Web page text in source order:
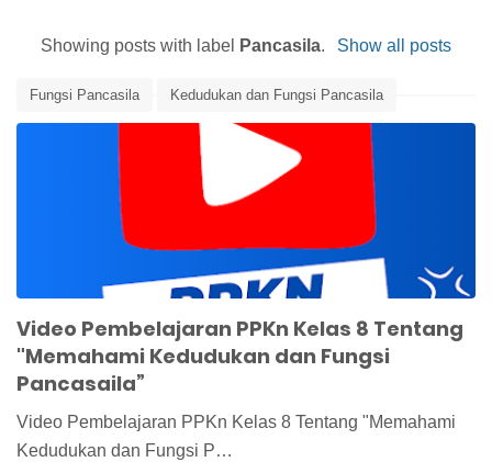
Showing posts with label Pancasila. Show all posts
Fungsi Pancasila Kedudukan dan Fungsi Pancasila
Pancasila Dasar Negara Video Pembelajaran
Video Pembelajaran PPKn
Video Pembelajaran PPKn Kelas 8 Tentang
"Memahami Kedudukan dan Fungsi
Pancasaila”
Video Pembelajaran PPKn Kelas 8 Tentang "Memahami
Kedudukan dan Fungsi P…